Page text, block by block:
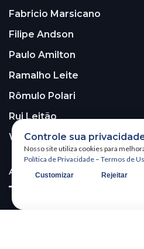
Fabricio Marsicano
Filipe Andson
Paulo Amilton
Ramalho Leite
Rômulo Polari
Rui Leitão
Walter Santos
ASSINE A NOSSA NEWSLETTER!
Controle sua
Nosso site utiliza cookies para
Política de Privacidade – Termos de
Customizar Rejeitar